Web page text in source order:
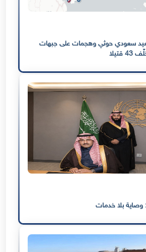
سعودي حوثي وهجمات على جبهات
وصاية بلا خدمات